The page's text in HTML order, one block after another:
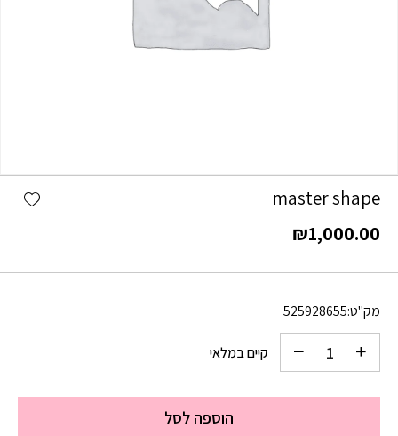
master shape
₪1,000.00
מק"ט:525928655
קיים במלאי
הוספה לסל